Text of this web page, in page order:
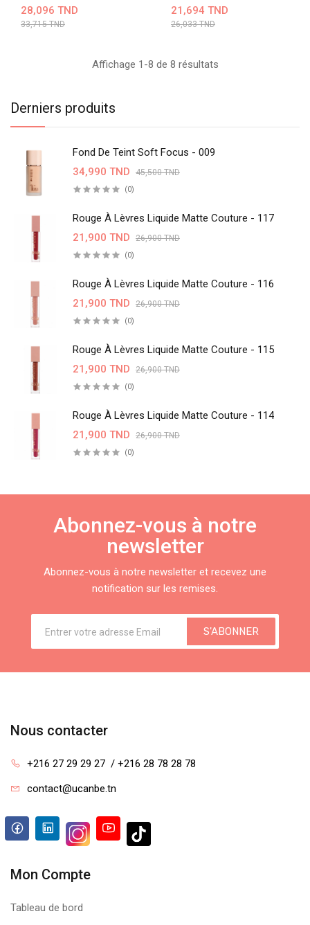
Derniers produits
Fond De Teint Soft Focus - 009
34,990 TND
45,500 TND
(0)
Rouge À Lèvres Liquide Matte Couture - 117
21,900 TND
26,900 TND
(0)
Rouge À Lèvres Liquide Matte Couture - 116
21,900 TND
26,900 TND
(0)
Rouge À Lèvres Liquide Matte Couture - 115
21,900 TND
26,900 TND
(0)
Rouge À Lèvres Liquide Matte Couture - 114
21,900 TND
26,900 TND
(0)
28,096 TND
33,715 TND
21,694 TND
26,033 TND
Affichage 1-8 de 8 résultats
Abonnez-vous à notre
newsletter
Abonnez-vous à notre newsletter et recevez une
notification sur les remises.
S'ABONNER
Nous contacter
+216 27 29 29 27  / +216 28 78 28 78
contact@ucanbe.tn
Mon Compte
Tableau de bord